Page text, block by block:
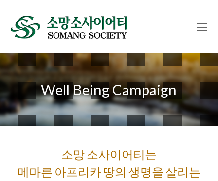
Well Being Campaign
소망 소사이어티는
메마른 아프리카 땅의 생명을 살리는